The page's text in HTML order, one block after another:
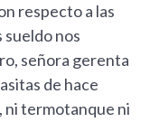
respecto a las
sueldo nos
señora gerenta
de hace
ni termotanque ni